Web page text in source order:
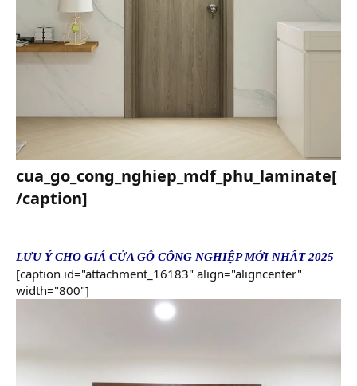
cua_go_cong_nghiep_mdf_phu_laminate[
/caption]​
LƯU Ý CHO GIÁ CỬA GỖ CÔNG NGHIỆPMỚI NHẤT 2025
[caption id="attachment_16183" align="aligncenter"
width="800"]